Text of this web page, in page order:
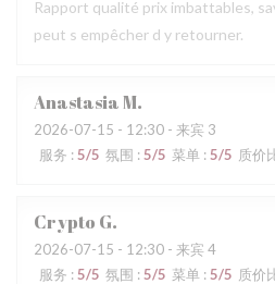
Rapport qualité prix imbattables,
peut s empêcher d y retourner.
AnastasiaM
2026-07-15 - 12:30 - 来宾 3
服务 : 5/5 氛围 : 5/5 菜单 : 5/5 质价
Crypto G
2026-07-15 - 12:30 - 来宾 4
服务 : 5/5 氛围 : 5/5 菜单 : 5/5 质价